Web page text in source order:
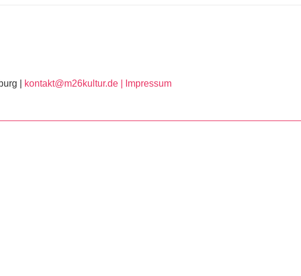
| kontakt@m26kultur.de | Impressum